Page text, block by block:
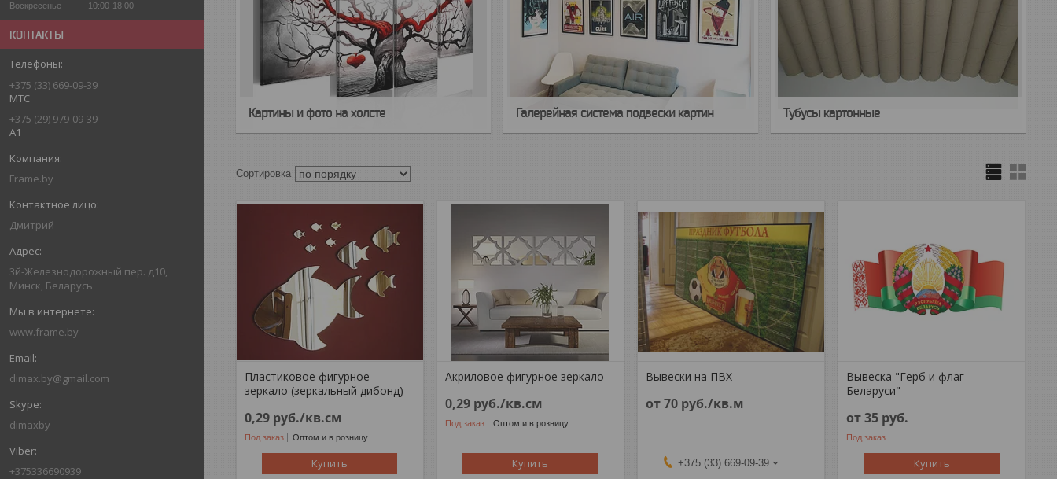
Воскресенье
10:00-18:00
КОНТАКТЫ
+375 (33) 669-09-39
MTC
+375 (29) 979-09-39
A1
Frame.by
Дмитрий
3й-Железнодорожный пер. д10,
Минск, Беларусь
www.frame.by
dimax.by@gmail.com
dimaxby
+375336690939
Картины и фото на холсте Галерейная система подвески картин Тубусы картонные
Пластиковое фигурное
зеркало (зеркальный дибонд)
0,29 руб./кв.см
Под заказ Оптом и в розницу
Купить
Акриловое фигурное зеркало
0,29 руб./кв.см
Под заказ Оптом и в розницу
Купить
Вывески на ПВХ
от 70 руб./кв.м
+375 (33) 669-09-39
Вывеска "Герб и флаг
Беларуси"
от 35 руб.
Под заказ
Купить